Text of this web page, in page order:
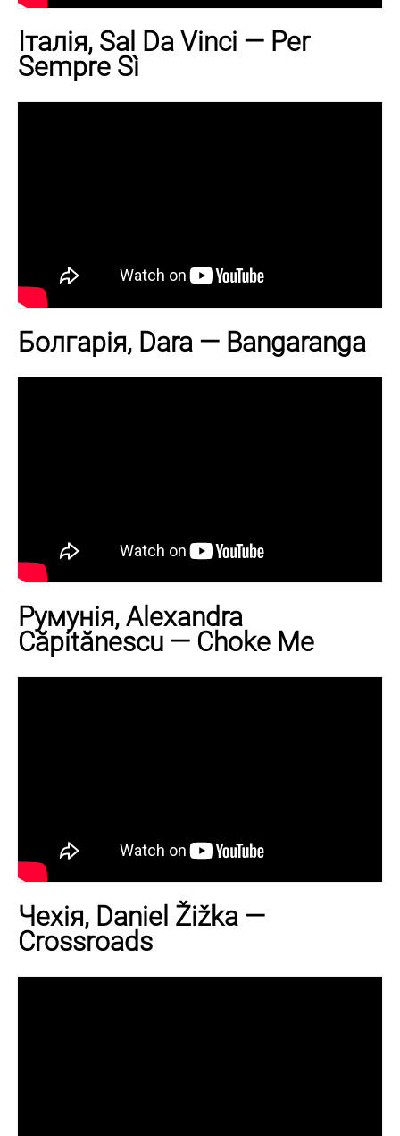
Італія, Sal Da Vinci — Per
Sempre Sì
Болгарія, Dara — Bangaranga
Румунія, Alexandra
Căpitănescu — Choke Me
Чехія, Daniel Žižka —
Crossroads